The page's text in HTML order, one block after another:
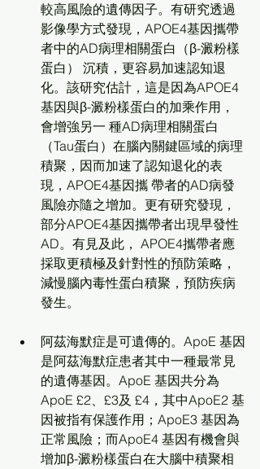
較⾼⾵險的遺傳因⼦。有研究透過
影像學⽅式發現，APOE4基因攜帶
者中的AD病理相關蛋⽩（β-澱粉樣
蛋⽩） 沉積，更容易加速認知退
化。該研究估計，這是因為APOE4
基因與β-澱粉樣蛋⽩的加乘作⽤，
會增強另⼀ 種AD病理相關蛋⽩
（Tau蛋⽩）在腦內關鍵區域的病理
積聚，因⽽加速了認知退化的表
現，APOE4基因攜 帶者的AD病發
⾵險亦隨之增加。更有研究發現，
部分APOE4基因攜帶者出現早發性
AD。有⾒及此， APOE4攜帶者應
採取更積極及針對性的預防策略，
減慢腦內毒性蛋⽩積聚，預防疾病
發⽣。
阿茲海默症是可遺傳的。ApoE 基因
是阿茲海默症患者其中一種最常見
的遺傳基因。ApoE 基因共分為
ApoE £2、£3及 £4，其中ApoE2 基
因被指有保護作用；ApoE3 基因為
正常風險；而ApoE4 基因有機會與
增加β-澱粉樣蛋白在大腦中積聚相